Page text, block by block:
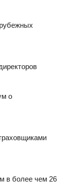
о
в более чем 26